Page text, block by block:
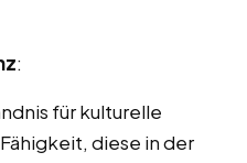
:
für kulturelle
diese in der